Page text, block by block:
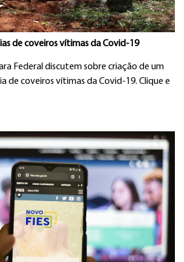
de coveiros vítimas da Covid-19
Federal discutem sobre criação de um
de coveiros vítimas da Covid-19. Clique e